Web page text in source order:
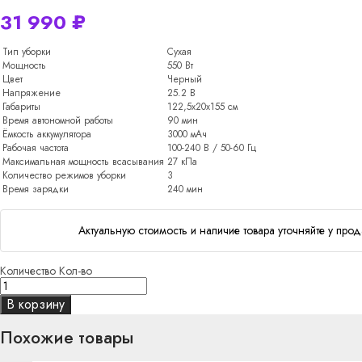
31 990 ₽
Тип уборки
Сухая
Мощность
550 Вт
Цвет
Черный
Напряжение
25.2 В
Габариты
122,5х20х155 см
Время автономной работы
90 мин
Ёмкость аккумулятора
3000 мАч
Рабочая частота
100-240 В / 50-60 Гц
Максимальная мощность всасывания 27 кПа
Количество режимов уборки
3
Время зарядки
240 мин
Актуальную стоимость и наличие товара уточняйте у
Количество Кол-во
В корзину
Похожие товары